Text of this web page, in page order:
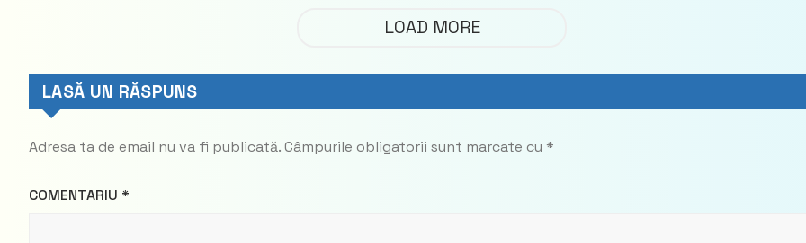
DemocratLOAD MORE
LASĂ UN RĂSPUNS
Adresa ta de email nu va fi publicată.Câmpurile obligatorii sunt marcate cu *
COMENTARIU *